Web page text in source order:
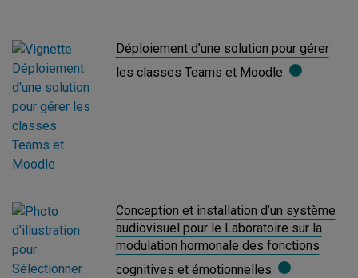
Déploiement d’une solution pour gérer
les classes Teams et Moodle
Conception et installation d’un système
audiovisuel pour le Laboratoire sur la
modulation hormonale des fonctions
cognitives et émotionnelles